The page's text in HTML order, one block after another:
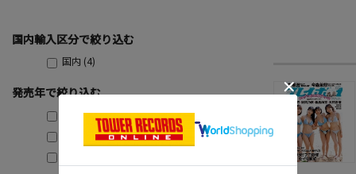
国内輸入区分で絞り込む
国内 (4)
発売年で絞り込む
2025 (1)
2024 (2)